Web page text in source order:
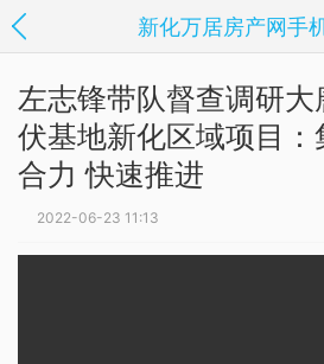
新化万居房产网手
左志锋带队督查调研
伏基地新化区域项目
合力 快速推进
2022-06-23 11:13